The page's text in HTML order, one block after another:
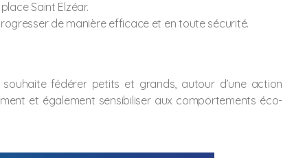
Saint Elzéar.
de manière efficace et en toute sécurité.
fédérer petits et grands, autour d’une action
et également sensibiliser aux comportements éco-